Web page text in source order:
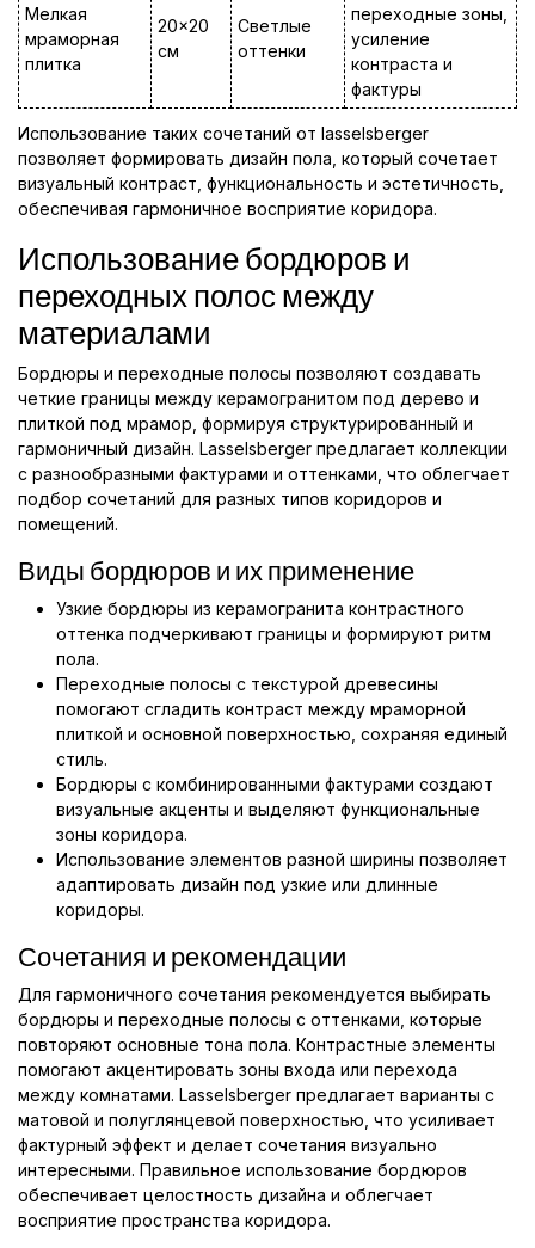
Мелкая
мраморная
плитка
20x20
см
Светлые
оттенки
переходные зоны,
усиление
контраста и
фактуры
Использование таких сочетаний от lasselsberger
позволяет формировать дизайн пола, который сочетает
визуальный контраст, функциональность и эстетичность,
обеспечивая гармоничное восприятие коридора.
Использование бордюров и
переходных полос между
материалами
Бордюры и переходные полосы позволяют создавать
четкие границы между керамогранитом под дерево и
плиткой под мрамор, формируя структурированный и
гармоничный дизайн. Lasselsberger предлагает коллекции
с разнообразными фактурами и оттенками, что облегчает
подбор сочетаний для разных типов коридоров и
помещений.
Виды бордюров и их применение
Узкие бордюры из керамогранита контрастного
оттенка подчеркивают границы и формируют ритм
пола.
Переходные полосы с текстурой древесины
помогают сгладить контраст между мраморной
плиткой и основной поверхностью, сохраняя единый
стиль.
Бордюры с комбинированными фактурами создают
визуальные акценты и выделяют функциональные
зоны коридора.
Использование элементов разной ширины позволяет
адаптировать дизайн под узкие или длинные
коридоры.
Сочетания и рекомендации
Для гармоничного сочетания рекомендуется выбирать
бордюры и переходные полосы с оттенками, которые
повторяют основные тона пола. Контрастные элементы
помогают акцентировать зоны входа или перехода
между комнатами. Lasselsberger предлагает варианты с
матовой и полуглянцевой поверхностью, что усиливает
фактурный эффект и делает сочетания визуально
интересными. Правильное использование бордюров
обеспечивает целостность дизайна и облегчает
восприятие пространства коридора.